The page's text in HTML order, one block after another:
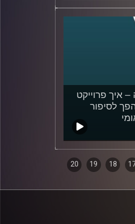
– איך פרוייקט
לסיפור
18
19
20